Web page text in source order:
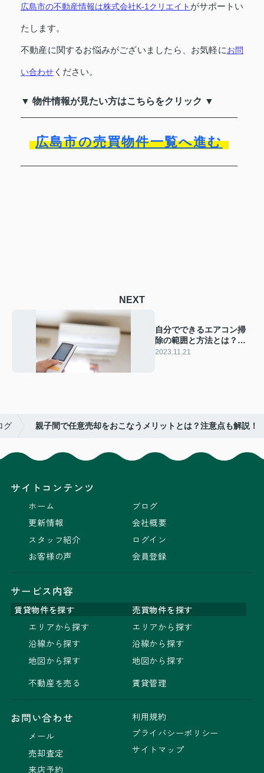
広島市の不動産情報は株式会社K-1クリエイト がサポートい
たします。
不動産に関するお悩みがございましたら、お気軽にお問
い合わせ ください。
▼ 物件情報が見たい方はこちらをクリック ▼
広島市の売買物件一覧へ進む
NEXT
自分でできるエアコン掃
除の範囲と方法とは？プ
ロとの比較も解説！
2023.11.21
グ 親子間で任意売却をおこなうメリットとは？注意点も解説！
サイトコンテンツ
ホーム
更新情報
スタッフ紹介
お客様の声
ブログ
会社概要
ログイン
会員登録
サービス内容
賃貸物件を探す
売買物件を探す
エリアから探す
沿線から探す
地図から探す
不動産を売る
エリアから探す
沿線から探す
地図から探す
賃貸管理
お問い合わせ
メール
売却査定
来店予約
利用規約
プライバシーポリシー
サイトマップ